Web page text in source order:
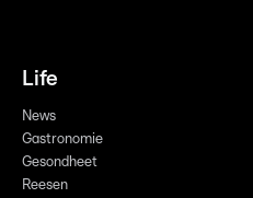
Life
News
Gastronomie
Gesondheet
Reesen